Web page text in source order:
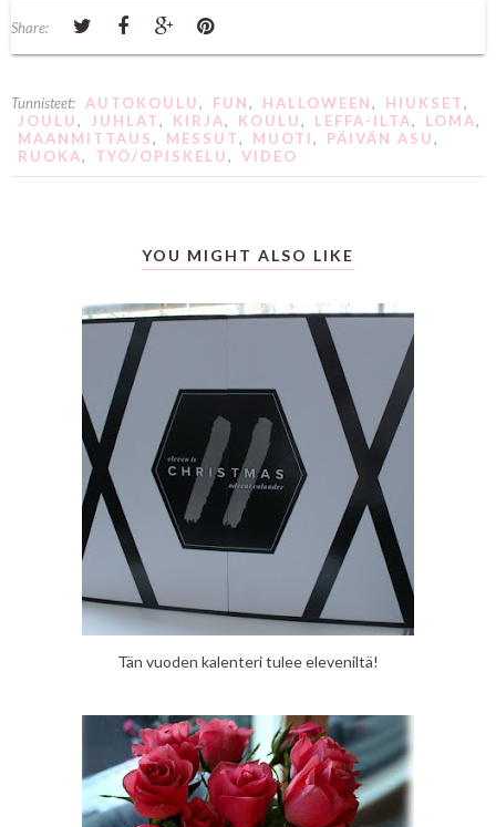
Share:
Tunnisteet: AUTOKOULU, FUN, HALLOWEEN, HIUKSET,
JOULU, JUHLAT, KIRJA, KOULU, LEFFA-ILTA, LOMA,
MAANMITTAUS, MESSUT, MUOTI, PÄIVÄN ASU,
RUOKA, TYÖ/OPISKELU, VIDEO
YOU MIGHT ALSO LIKE
Tän vuoden kalenteri tulee eleveniltä!